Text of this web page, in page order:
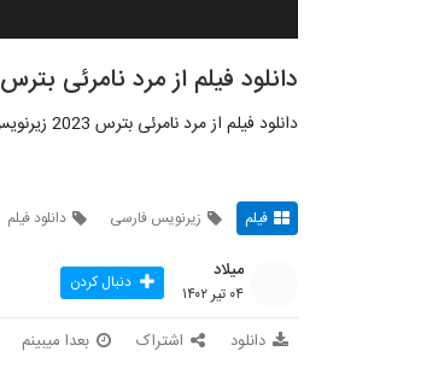
دانلود فیلم از مرد نامرئی بترس 2023
دانلود فیلم از مرد نامرئی بترس 2023 زیرنویس فارسی
فیلم زیرنویس فارسی دانلود فیلم
میلاد
۰۴ تیر ۱۴۰۲ دنبال کردن
دانلود اشتراک بعدا میبینم